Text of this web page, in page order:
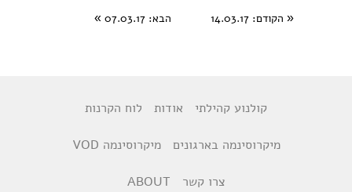
« הקודם: 14.03.17 הבא: 07.03.17
»
קולנוע קהילתי אודות לוח הקרנות
מיקרוסינמה בארגונים מיקרוסינמה VOD
צרו קשר ABOUT